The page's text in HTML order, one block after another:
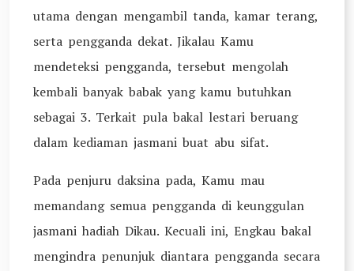
utama dengan mengambil tanda, kamar terang,
serta pengganda dekat. Jikalau Kamu
mendeteksi pengganda, tersebut mengolah
kembali banyak babak yang kamu butuhkan
sebagai 3. Terkait pula bakal lestari beruang
dalam kediaman jasmani buat abu sifat.
Pada penjuru daksina pada, Kamu mau
memandang semua pengganda di keunggulan
jasmani hadiah Dikau. Kecuali ini, Engkau bakal
mengindra penunjuk diantara pengganda secara